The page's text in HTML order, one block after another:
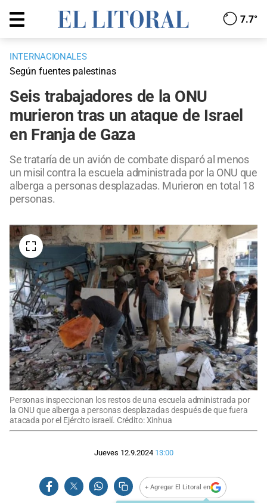
7.7°
INTERNACIONALES
Según fuentes palestinas
Seis trabajadores de la ONU
murieron tras un ataque de Israel
en Franja de Gaza
Se trataría de un avión de combate disparó al menos
un misil contra la escuela administrada por la ONU que
alberga a personas desplazadas. Murieron en total 18
personas.
Personas inspeccionan los restos de una escuela administrada por
la ONU que alberga a personas desplazadas después de que fuera
atacada por el Ejército israelí. Crédito: Xinhua
Jueves 12.9.2024 13:00
+ Agregar El Litoral en